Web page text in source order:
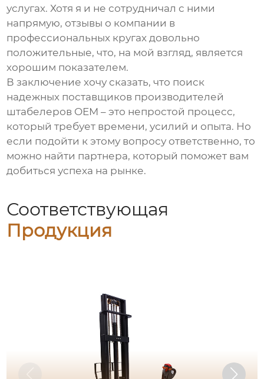
услугах. Хотя я и не сотрудничал с ними
напрямую, отзывы о компании в
профессиональных кругах довольно
положительные, что, на мой взгляд, является
хорошим показателем.
В заключение хочу сказать, что поиск
надежных поставщиков производителей
штабелеров OEM – это непростой процесс,
который требует времени, усилий и опыта. Но
если подойти к этому вопросу ответственно, то
можно найти партнера, который поможет вам
добиться успеха на рынке.
Соответствующая
Продукция